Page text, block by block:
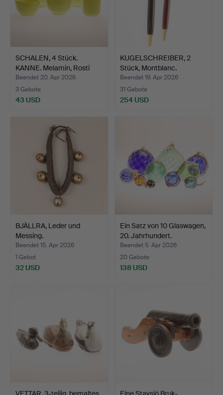
SCHALEN, 4 Stück.
KANNE. Melamin, Rosti
Me…
Beendet 20. Apr 2026
3 Gebote
43 USD
KUGELSCHREIBER, 2
Stück, Montblanc.
Beendet 19. Apr 2026
31 Gebote
254 USD
BJÄLLRA, Leder und
Messing.
Beendet 15. Apr 2026
1 Gebot
32 USD
Ein Satz von 10 Glaswagen,
20. Jahrhundert.
Beendet 5. Apr 2026
20 Gebote
138 USD